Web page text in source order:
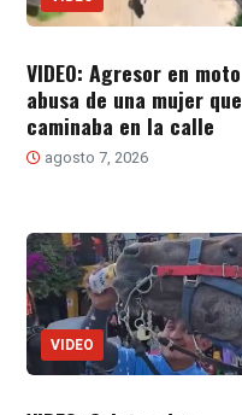
VIDEO: Agresor en moto
abusa de una mujer que
caminaba en la calle
agosto 7, 2026
VIDEO